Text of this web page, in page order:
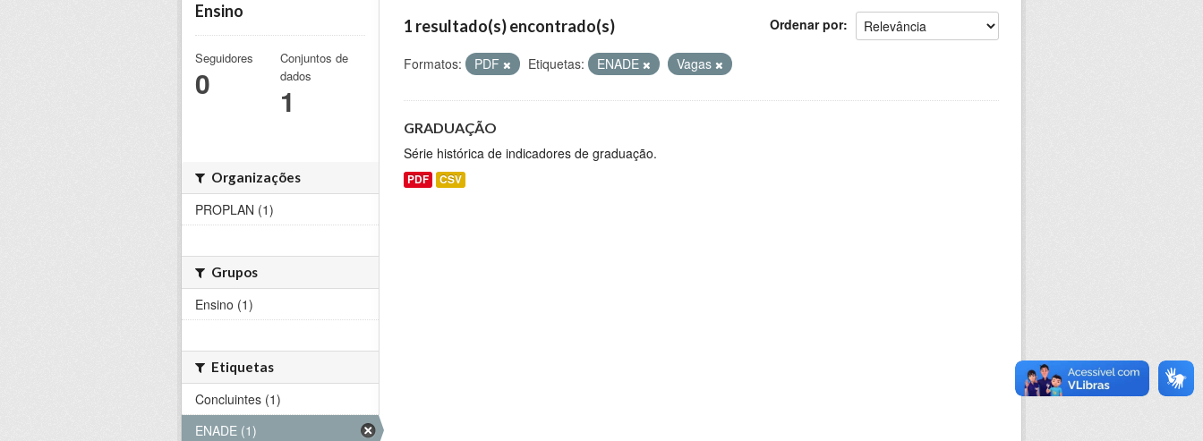
Ordenar por
1 resultado(s) encontrado(s)
Formatos: PDF Etiquetas: ENADE Vagas
GRADUAÇÃO
Série histórica de indicadores de graduação.
PDF CSV
Ensino
Seguidores
0
Conjuntos de
dados
1
Organizações
PROPLAN (1)
Grupos
Ensino (1)
Etiquetas
Concluintes (1)
ENADE (1)